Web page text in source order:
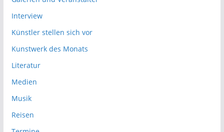
Interview
Künstler stellen sich vor
Kunstwerk des Monats
Literatur
Medien
Musik
Reisen